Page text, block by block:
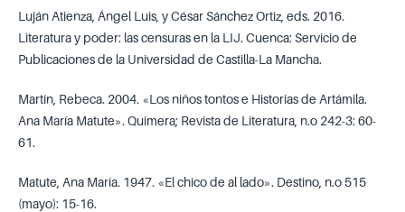
Luján Atienza, Ángel Luis, y César Sánchez Ortiz, eds. 2016.
Literatura y poder: las censuras en la LIJ. Cuenca: Servicio de
Publicaciones de la Universidad de Castilla-La Mancha.
Martín, Rebeca. 2004. «Los niños tontos e Historias de Artámila.
Ana María Matute». Quimera; Revista de Literatura, n.o 242-3: 60-
61.
Matute, Ana María. 1947. «El chico de al lado». Destino, n.o 515
(mayo): 15-16.